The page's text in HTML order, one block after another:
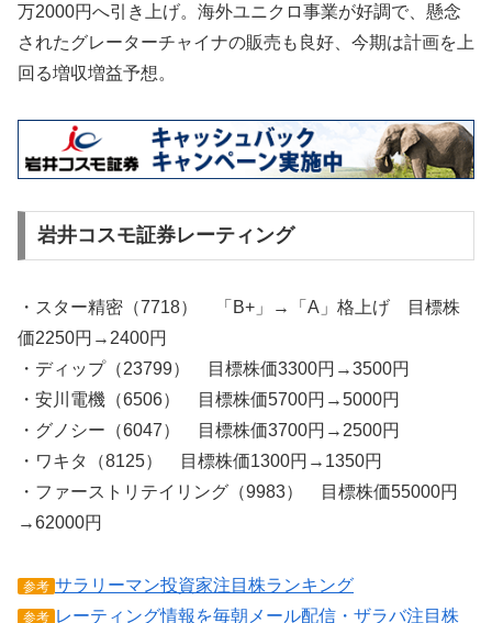
万2000円へ引き上げ。海外ユニクロ事業が好調で、懸念
されたグレーターチャイナの販売も良好、今期は計画を上
回る増収増益予想。
岩井コスモ証券レーティング
・スター精密（7718） 「B+」→「A」格上げ 目標株
価2250円→2400円
・ディップ（23799） 目標株価3300円→3500円
・安川電機（6506） 目標株価5700円→5000円
・グノシー（6047） 目標株価3700円→2500円
・ワキタ（8125） 目標株価1300円→1350円
・ファーストリテイリング（9983） 目標株価55000円
→62000円
参考 サラリーマン投資家注目株ランキング
参考 レーティング情報を毎朝メール配信・ザラバ注目株